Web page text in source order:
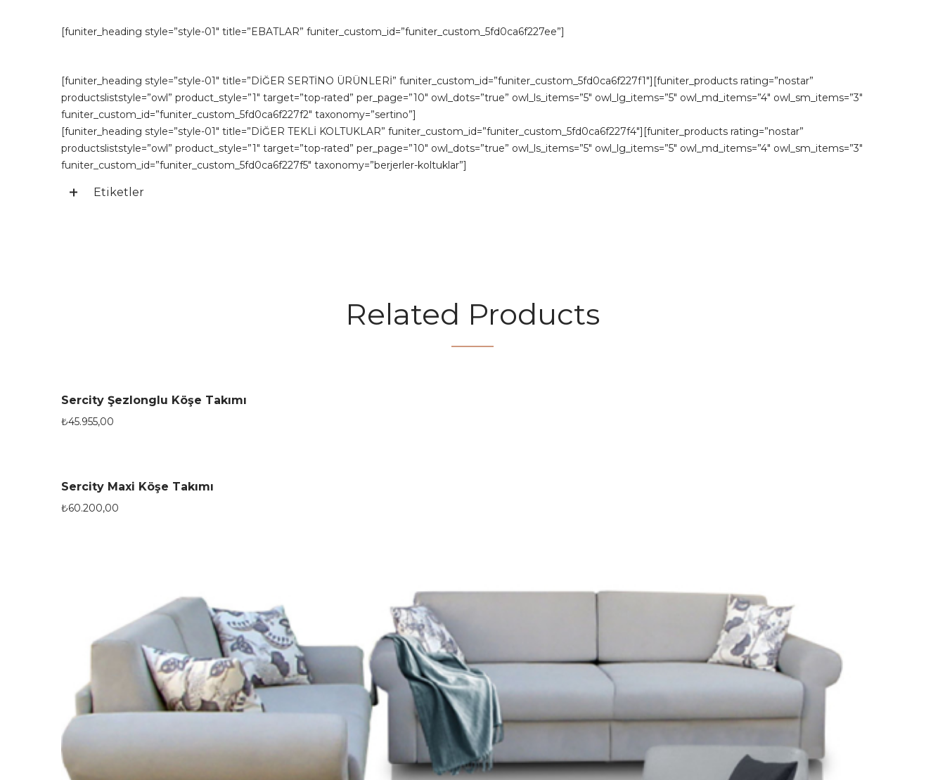
[funiter_heading style=”style-01″ title=”EBATLAR” funiter_custom_id=”funiter_custom_5fd0ca6f227ee”]
[funiter_heading style=”style-01″ title=”DİĞER SERTİNO ÜRÜNLERİ” funiter_custom_id=”funiter_custom_5fd0ca6f227f1″][funiter_products rating=”nostar”
productsliststyle=”owl” product_style=”1″ target=”top-rated” per_page=”10″ owl_dots=”true” owl_ls_items=”5″ owl_lg_items=”5″ owl_md_items=”4″ owl_sm_items=”3″
funiter_custom_id=”funiter_custom_5fd0ca6f227f2″ taxonomy=”sertino”]
[funiter_heading style=”style-01″ title=”DİĞER TEKLİ KOLTUKLAR” funiter_custom_id=”funiter_custom_5fd0ca6f227f4″][funiter_products rating=”nostar”
productsliststyle=”owl” product_style=”1″ target=”top-rated” per_page=”10″ owl_dots=”true” owl_ls_items=”5″ owl_lg_items=”5″ owl_md_items=”4″ owl_sm_items=”3″
funiter_custom_id=”funiter_custom_5fd0ca6f227f5″ taxonomy=”berjerler-koltuklar”]
Etiketler
Related Products
Sercity Şezlonglu Köşe Takımı
₺45.955,00
Sercity Maxi Köşe Takımı
₺60.200,00